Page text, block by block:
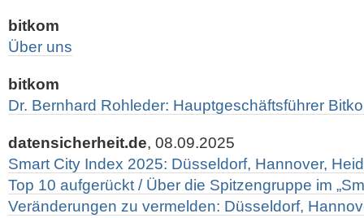
bitkom
Über uns
bitkom
Dr. Bernhard Rohleder: Hauptgeschäftsführer
datensicherheit.de, 08.09.2025
Smart City Index 2025: Düsseldorf, Hannover,
Top 10 aufgerückt / Über die Spitzengruppe im
Veränderungen zu vermelden: Düsseldorf,